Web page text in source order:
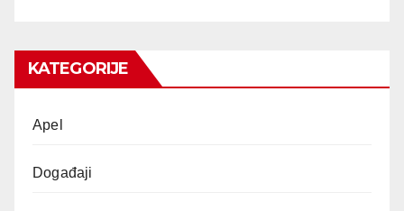
KATEGORIJE
Apel
Događaji